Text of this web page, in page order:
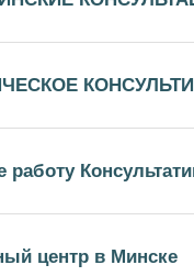
работу
центр в Минске